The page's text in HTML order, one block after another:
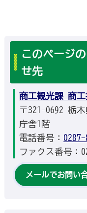
このページ
せ先
商工観光課 商
〒321-0692 栃
庁舎1階
電話番号：
ファクス番号：
メールでお問い